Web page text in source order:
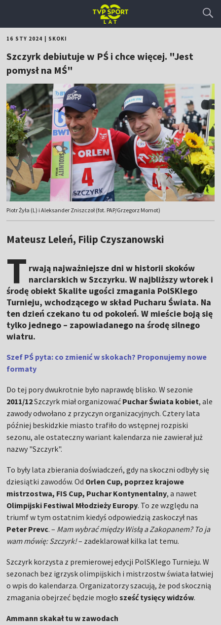
16 STY 2024 SKOKI
Szczyrk debiutuje w PŚ i chce więcej. "Jest
pomysł na MŚ"
Piotr Żyła (L) i Aleksander Zniszczoł (fot. PAP/Grzegorz Momot)
Mateusz Leleń, Filip Czyszanowski
T rwają najważniejsze dni w historii skoków
narciarskich w Szczyrku. W najbliższy wtorek i
środę obiekt Skalite ugości zmagania PolSKIego
Turnieju, wchodzącego w skład Pucharu Świata. Na
ten dzień czekano tu od pokoleń. W mieście boją się
tylko jednego – zapowiadanego na środę silnego
wiatru.
Szef PŚ pyta: co zmienić w skokach? Proponujemy nowe
formaty
Do tej pory dwukrotnie było naprawdę blisko. W sezonie
2011/12Szczyrk miał organizować Puchar Świata kobiet, ale
zawody odwołano z przyczyn organizacyjnych. Cztery lata
później beskidzkie miasto trafiło do wstępnej rozpiski
sezonu, ale ostateczny wariant kalendarza nie zawierał już
nazwy "Szczyrk".
To były lata zbierania doświadczeń, gdy na skoczni odbyły się
dziesiątki zawodów. Od Orlen Cup, poprzez krajowe
mistrzostwa, FIS Cup, Puchar Kontynentalny, a nawet
Olimpijski Festiwal Młodzieży Europy. To ze względu na
triumf w tym ostatnim kiedyś odpowiedzią zaskoczył nas
Peter Prevc. – Mam wybrać między Wisłą a Zakopanem? To ja
wam mówię: Szczyrk!– zadeklarował kilka lat temu.
Szczyrk korzysta z premierowej edycji PolSKIego Turnieju. W
sezonach bez igrzysk olimpijskich i mistrzostw świata łatwiej
o wpis do kalendarza. Organizatorzy szacują, że pod skocznią
zmagania obejrzeć będzie mogłosześć tysięcy widzów.
Ammann skakał tu w zawodach